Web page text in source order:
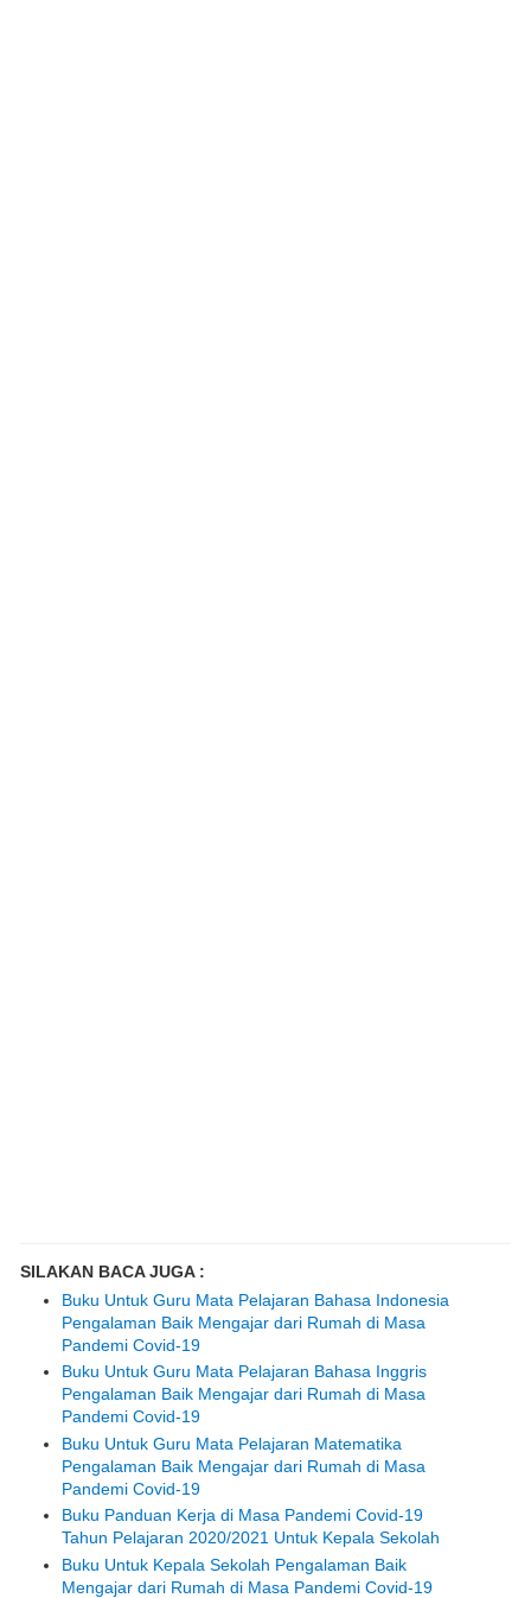
SILAKAN BACA JUGA :
Buku Untuk Guru Mata Pelajaran Bahasa Indonesia
Pengalaman Baik Mengajar dari Rumah di Masa
Pandemi Covid-19
Buku Untuk Guru Mata Pelajaran Bahasa Inggris
Pengalaman Baik Mengajar dari Rumah di Masa
Pandemi Covid-19
Buku Untuk Guru Mata Pelajaran Matematika
Pengalaman Baik Mengajar dari Rumah di Masa
Pandemi Covid-19
Buku Panduan Kerja di Masa Pandemi Covid-19
Tahun Pelajaran 2020/2021 Untuk Kepala Sekolah
Buku Untuk Kepala Sekolah Pengalaman Baik
Mengajar dari Rumah di Masa Pandemi Covid-19